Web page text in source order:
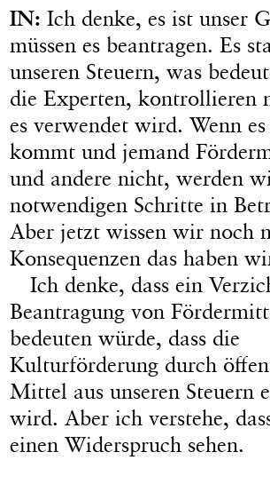
IN: Ich denke, es ist unser
müssen es beantragen. Es
unseren Steuern, was
die Experten, kontrollieren
es verwendet wird. Wenn
kommt und jemand
und andere nicht, werden
notwendigen Schritte in
Aber jetzt wissen wir noch
Konsequenzen das haben
Ich denke, dass ein
Beantragung von
bedeuten würde, dass die
Kulturförderung durch
Mittel aus unseren Steuern
wird. Aber ich verstehe,
einen Widerspruch sehen.